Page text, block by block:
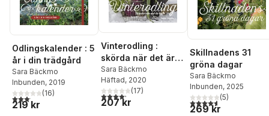
Odlingskalender : 5
år i din trädgård
Sara Bäckmo
Inbunden, 2019
3,1utav 5 stjärnor. Totalt antal röster:
(16)
219 kr
Vinterodling :
skörda när det är
kallt
Sara Bäckmo
Häftad, 2020
4,2utav 5 stjärnor. Totalt antal röster:
(17)
207 kr
Skillnadens 31
gröna dagar
Sara Bäckmo
Inbunden, 2025
4,6utav 5 stjärnor.
(5)
269 kr